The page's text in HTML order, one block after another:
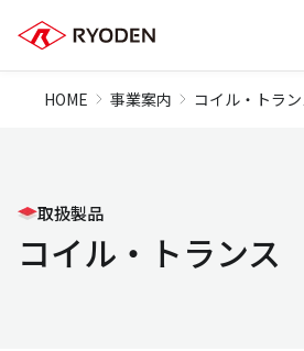
HOME 事業案内 コイル・トラ
取扱製品
コイル・トランス